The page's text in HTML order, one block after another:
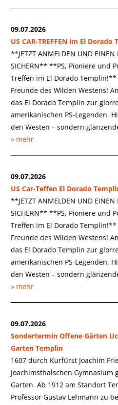
09.07.2026
US CAR-TREFFEN im El
**JETZT ANMELDEN UND EINEN
SICHERN** **PS, Pioniere und
Treffen im El Dorado
Freunde des Wilden Westens!
das El Dorado Templin zur
amerikanischen PS-Legenden.
den Westen – sondern
» mehr
09.07.2026
US Car-Teffen El Dorado
**JETZT ANMELDEN UND EINEN
SICHERN** **PS, Pioniere und
Treffen im El Dorado
Freunde des Wilden Westens!
das El Dorado Templin zur
amerikanischen PS-Legenden.
den Westen – sondern
» mehr
09.07.2026
Sondertermin Offene Gärten
Garten Templin
1607 durch Kurfürst Joachim
Joachimsthalschen
Garten. Ab 1912 am Standort
Professor Gustav Lehmann zu